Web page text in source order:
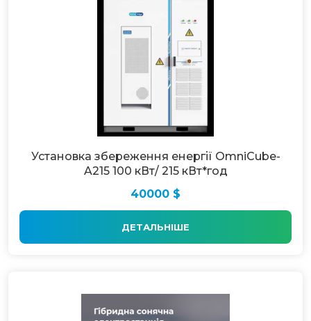
Установка збереження енергії OmniCube-
A215 100 кВт/ 215 кВт*год
40000 $
ДЕТАЛЬНІШЕ